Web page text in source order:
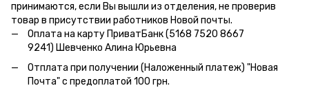
принимаются, если Вы вышли из отделения, не проверив
товар в присутствии работников Новой почты.
Оплата на карту ПриватБанк (5168 7520 8667
9241) Шевченко Алина Юрьевна
Отплата при получении (Наложенный платеж) "Новая
Почта" с предоплатой 100 грн.